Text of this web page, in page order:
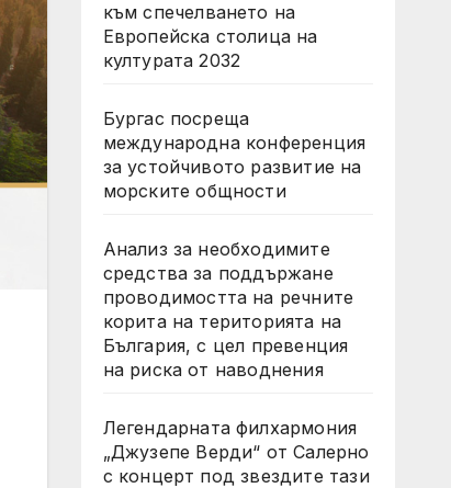
към спечелването на
Европейска столица на
културата 2032
Бургас посреща
международна конференция
за устойчивото развитие на
морските общности
Анализ за необходимите
средства за поддържане
проводимостта на речните
корита на територията на
България, с цел превенция
на риска от наводнения
Легендарната филхармония
„Джузепе Верди“ от Салерно
с концерт под звездите тази